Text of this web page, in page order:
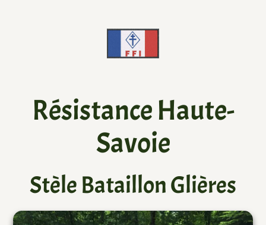
Résistance Haute-
Savoie
Stèle Bataillon Glières
Galerie de pages